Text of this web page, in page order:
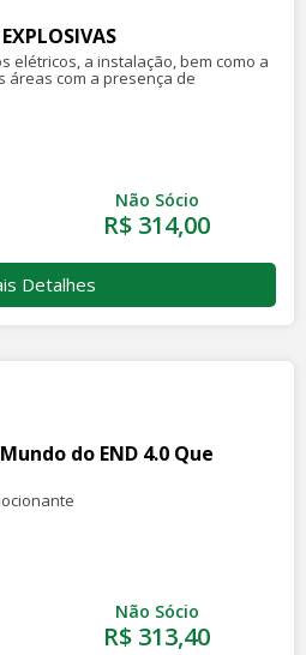
elétricos, a instalação, bem como a
áreas com a presença de
Não Sócio
R$ 314,00
Detalhes
do END 4.0 Que
Não Sócio
R$ 313,40